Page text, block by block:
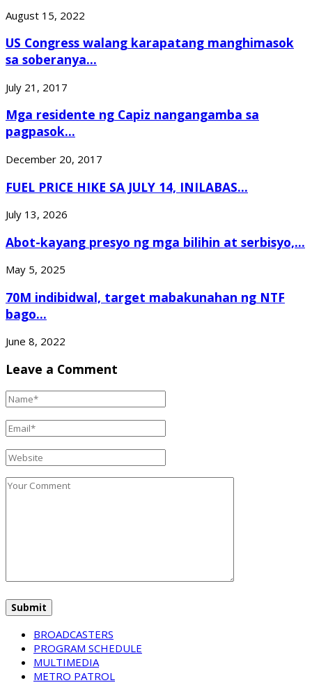
August 15, 2022
US Congress walang karapatang manghimasok
sa soberanya...
July 21, 2017
Mga residente ng Capiz nangangamba sa
pagpasok...
December 20, 2017
FUEL PRICE HIKE SA JULY 14, INILABAS...
July 13, 2026
Abot-kayang presyo ng mga bilihin at serbisyo,...
May 5, 2025
70M indibidwal, target mabakunahan ng NTF
bago...
June 8, 2022
Leave a Comment
BROADCASTERS
PROGRAM SCHEDULE
MULTIMEDIA
METRO PATROL